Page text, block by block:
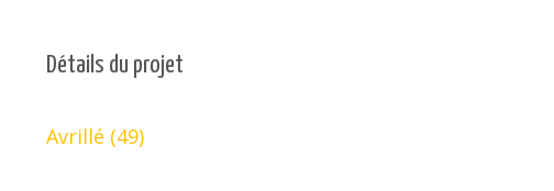
Détails du projet
Avrillé (49)